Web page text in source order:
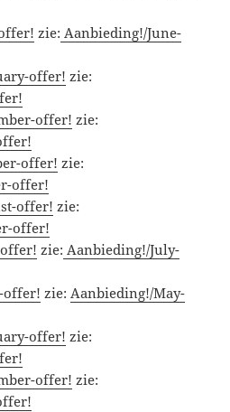
zie: Aanbieding!/June-
offer! zie:
offer! zie:
offer! zie:
offer!
offer! zie:
offer!
zie: Aanbieding!/July-
offer! zie:Aanbieding!/May-
offer! zie:
offer! zie: